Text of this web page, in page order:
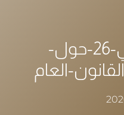
الملتقى-الدولي-26-حول-
العام